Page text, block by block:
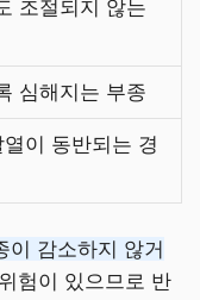
조절되지 않는
심해지는 부종
이 동반되는 경
이 감소하지 않거
험이 있으므로 반